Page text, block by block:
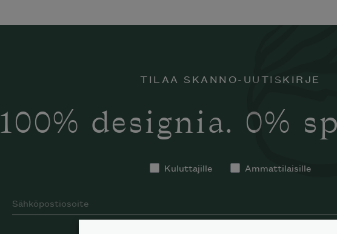
TILAA SKANNO-UUTISKIRJE
100% designia. 0%
Kuluttajille Ammattilaisille